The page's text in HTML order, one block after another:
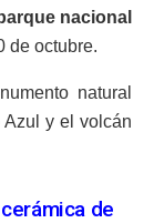
nacional
de octubre.
natural
Azul y el volcán
de